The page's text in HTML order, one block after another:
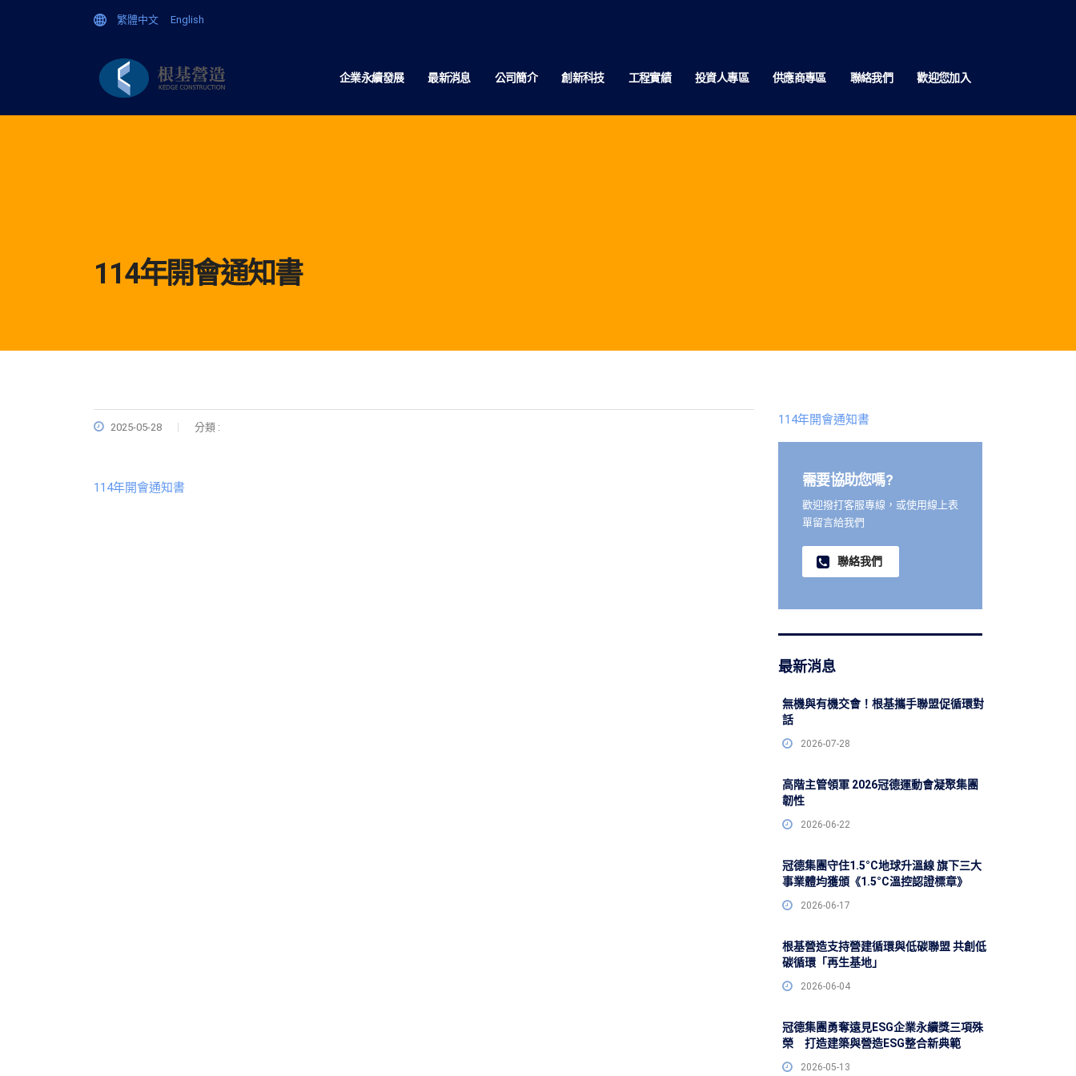
繁體中文 English
企業永續發展 最新消息 公司簡介 創新科技 工程實績 投資人專區 供應商專區 聯絡我們 歡迎您加入
114年開會通知書
2025-05-28 分類 :
114年開會通知書
114年開會通知書
需要協助您嗎?
歡迎撥打客服專線，或使用線上表
單留言給我們
聯絡我們
最新消息
無機與有機交會！根基攜手聯盟促循環對
話
2026-07-28
高階主管領軍 2026冠德運動會凝聚集團
韌性
2026-06-22
冠德集團守住1.5°C地球升溫線 旗下三大
事業體均獲頒《1.5°C溫控認證標章》
2026-06-17
根基營造支持營建循環與低碳聯盟 共創低
碳循環「再生基地」
2026-06-04
冠德集團勇奪遠見ESG企業永續獎三項殊
榮 打造建築與營造ESG整合新典範
2026-05-13